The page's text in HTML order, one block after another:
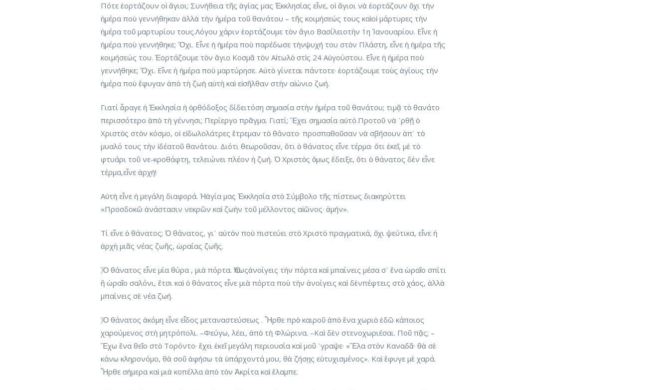
Πότε ἑορτάζουν οἱ ἅγιοι; Συνήθεια τῆς ἁγίας μας Ἐκκλησίας εἶνε, οἱ ἅγιοι νὰ ἑορτάζουν ὄχι τὴν
ἡμέρα ποὺ γεννήθηκαν ἀλλὰ τὴν ἡμέρα τοῦ θανάτου – τῆς κοιμήσεώς τους καὶοἱ μάρτυρες τὴν
ἡμέρα τοῦ μαρτυρίου τους.Λόγου χάριν ἑορτάζουμε τὸν ἅγιο Βασίλειοτὴν 1η Ἰανουαρίου. Εἶνε ἡ
ἡμέρα ποὺ γεννήθηκε; Ὄχι. Εἶνε ἡ ἡμέρα ποὺ παρέδωσε τὴνψυχή του στὸν Πλάστη, εἶνε ἡ ἡμέρα τῆς
κοιμήσεώς του. Ἑορτάζουμε τὸν ἅγιο Κοσμᾶ τὸν Αἰτωλὸ στὶς 24 Αὐγούστου. Εἶνε ἡ ἡμέρα ποὺ
γεννήθηκε; Ὄχι. Εἶνε ἡ ἡμέρα ποὺ μαρτύρησε. Αὐτὸ γίνεται πάντοτε· ἑορτάζουμε τοὺς ἁγίους τὴν
ἡμέρα ποὺ ἔφυγαν ἀπὸ τὴ ζωὴ αὐτὴ καὶ εἰσῆλθαν στὴν αἰώνιο ζωή.
Γιατί ἆραγε ἡ Ἐκκλησία ἡ ὀρθόδοξος δίδειτόση σημασία στὴν ἡμέρα τοῦ θανάτου; τιμᾷ τὸ θανάτο
περισσότερο ἀπὸ τὴ γέννησι; Περίεργο πρᾶγμα. Γιατί; Ἔχει σημασία αὐτό.Προτοῦ νὰ ᾿ρθῇ ὁ
Χριστὸς στὸν κόσμο, οἱ εἰδωλολάτρες ἔτρεμαν τὸ θάνατο· προσπαθοῦσαν νὰ σβήσουν ἀπ᾿ τὸ
μυαλό τους τὴν ἰδέατοῦ θανάτου. Διότι θεωροῦσαν, ὅτι ὁ θάνατος εἶνε τέρμα· ὅτι ἐκεῖ, μὲ τὸ
φτυάρι τοῦ νε-κροθάφτη, τελειώνει πλέον ἡ ζωή. Ὁ Χριστὸς ὅμως ἔδειξε, ὅτι ὁ θάνατος δὲν εἶνε
τέρμα,εἶνε ἀρχή!
Αὐτὴ εἶνε ἡ μεγάλη διαφορά. Ἡἁγία μας Ἐκκλησία στὸ Σύμβολο τῆς πίστεως διακηρύττει
«Προσδοκῶ ἀνάστασιν νεκρῶν καὶ ζωὴν τοῦ μέλλοντος αἰῶνος· ἀμήν».
Τί εἶνε ὁ θάνατος; Ὁ θάνατος, γι᾿ αὐτὸν ποὺ πιστεύει στὸ Χριστὸ πραγματικά, ὄχι ψεύτικα, εἶνε ἡ
ἀρχὴ μιᾶς νέας ζωῆς, ὡραίας ζωῆς.
⃝ Ὁ θάνατος εἶνε μία θύρα , μιὰ πόρτα. Ὅπωςἀνοίγεις τὴν πόρτα καὶ μπαίνεις μέσα σ᾿ ἕνα ὡραῖο σπίτι
ἢ ὡραῖο σαλόνι, ἔτσι καὶ ὁ θάνατος εἶνε μιὰ πόρτα ποὺ τὴν ἀνοίγεις καὶ δὲνπέφτεις στὸ χάος, ἀλλὰ
μπαίνεις σὲ νέα ζωή.
⃝ Ὁ θάνατος ἀκόμη εἶνε εἶδος μεταναστεύσεως . Ἦρθε πρὸ καιροῦ ἀπὸ ἕνα χωριὸ ἐδῶ κάποιος
χαρούμενος στὴ μητρόπολι. –Φεύγω, λέει, ἀπὸ τὴ Φλώρινα. –Καὶ δὲν στενοχωριέσαι. Ποῦ πᾷς; –
Ἔχω ἕνα θεῖο στὸ Τορόντο· ἔχει ἐκεῖ μεγάλη περιουσία καὶ μοῦ ᾿γραψε· «Ἔλα στὸν Καναδᾶ· θὰ σὲ
κάνω κληρονόμο, θὰ σοῦ ἀφήσω τὰ ὑπάρχοντά μου, θὰ ζήσῃς εὐτυχισμένος». Καὶ ἔφυγε μὲ χαρά.
Ἦρθε σήμερα καὶ μιὰ κοπέλλα ἀπὸ τὸν Ἀκρίτα καὶ ἔλαμπε.